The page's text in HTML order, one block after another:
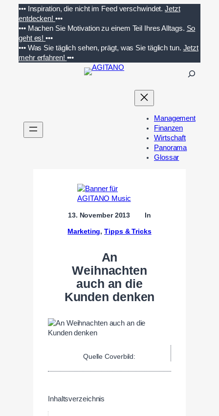
Inhalt
springen
••• Inspiration, die nicht im Feed verschwindet. Jetzt
entdecken! •••
••• Machen Sie Motivation zu einem Teil Ihres Alltags. So
geht es!•••
••• Was Sie täglich sehen, prägt, was Sie täglich tun. Jetzt
mehr erfahren! •••
n
Management
Finanzen
Wirtschaft
Panorama
Glossar
13. November 2013 In
Marketing, Tipps & Tricks
An
Weihnachten
auch an die
Kunden denken
Quelle Coverbild:
Inhaltsverzeichnis